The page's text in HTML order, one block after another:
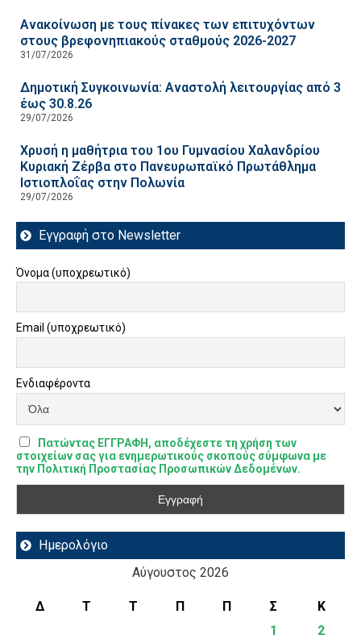
Ανακοίνωση με τους πίνακες των επιτυχόντων
στους βρεφονηπιακούς σταθμούς 2026-2027
31/07/2026
Δημοτική Συγκοινωνία: Αναστολή λειτουργίας από 3
έως 30.8.26
29/07/2026
Χρυσή η μαθήτρια του 1ου Γυμνασίου Χαλανδρίου
Κυριακή Ζέρβα στο Πανευρωπαϊκό Πρωτάθλημα
Ιστιοπλοΐας στην Πολωνία
29/07/2026
Εγγραφή στο Newsletter
Όνομα (υποχρεωτικό)
Email (υποχρεωτικό)
Ενδιαφέροντα
Πατώντας ΕΓΓΡΑΦΗ, αποδέχεστε τη χρήση των
στοιχείων σας για ενημερωτικούς σκοπούς σύμφωνα με
την Πολιτική Προστασίας Προσωπικών Δεδομένων.
Ημερολόγιο
Αύγουστος 2026
Δ Τ Τ Π Π Σ
Κ
1
2